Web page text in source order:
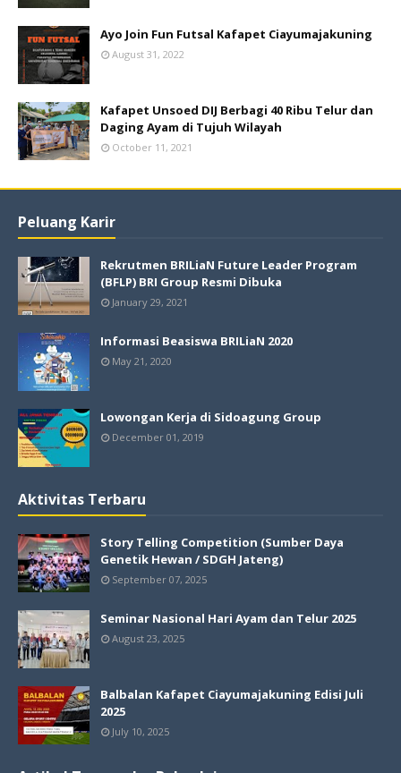
Ayo Join Fun Futsal Kafapet Ciayumajakuning
August 31, 2022
Kafapet Unsoed DIJ Berbagi 40 Ribu Telur dan
Daging Ayam di Tujuh Wilayah
October 11, 2021
Peluang Karir
Rekrutmen BRILiaN Future Leader Program
(BFLP) BRI Group Resmi Dibuka
January 29, 2021
Informasi Beasiswa BRILiaN 2020
May 21, 2020
Lowongan Kerja di Sidoagung Group
December 01, 2019
Aktivitas Terbaru
Story Telling Competition (Sumber Daya
Genetik Hewan / SDGH Jateng)
September 07, 2025
Seminar Nasional Hari Ayam dan Telur 2025
August 23, 2025
Balbalan Kafapet Ciayumajakuning Edisi Juli
2025
July 10, 2025